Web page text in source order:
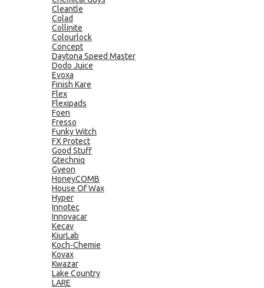
Cleantle
Colad
Collinite
Colourlock
Concept
Daytona Speed Master
Dodo Juice
Evoxa
Finish Kare
Flex
Flexipads
Foen
Fresso
Funky Witch
FX Protect
Good Stuff
Gtechniq
Gyeon
HoneyCOMB
House Of Wax
Hyper
Innotec
Innovacar
Kecav
KiurLab
Koch-Chemie
Kovax
Kwazar
Lake Country
LARE